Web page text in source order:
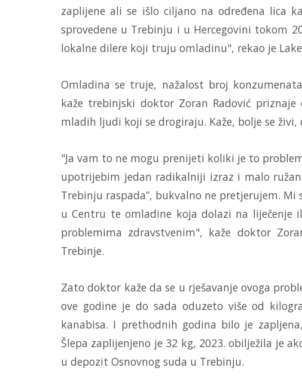
zaplijene ali se išlo ciljano na određena lica
sprovedene u Trebinju i u Hercegovini tokom
lokalne dilere koji truju omladinu", rekao je
Omladina se truje, nažalost broj
kaže trebinjski doktor Zoran Radović
mladih ljudi koji se drogiraju. Kaže, bolje se
"Ja vam to ne mogu prenijeti koliki je to
upotrijebim jedan radikalniji izraz i malo
Trebinju raspada”, bukvalno ne pretjerujem.
u Centru te omladine koja dolazi na liječenje
problemima zdravstvenim", kaže doktor
Trebinje.
Zato doktor kaže da se u rješavanje ovoga
ove godine je do sada oduzeto više od
kanabisa. I prethodnih godina bilo je
Šlepa zaplijenjeno je 32 kg, 2023. obilježila je
u depozit Osnovnog suda u Trebinju.